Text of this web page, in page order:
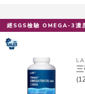
經SGS檢驗 OMEGA-3濃